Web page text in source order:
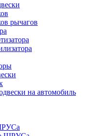
рычагов
на автомобиль